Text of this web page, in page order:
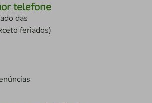
telefone
das
feriados)